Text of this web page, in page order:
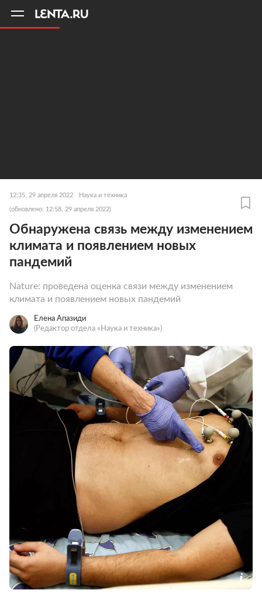
12:35, 29 апреля 2022 Наука и техника
(обновлено: 12:58, 29 апреля 2022)
Обнаружена связь между изменением
климата и появлением новых
пандемий
Nature: проведена оценка связи между изменением
климата и появлением новых пандемий
Елена Апазиди
(Редактор отдела «Наука и техника»)